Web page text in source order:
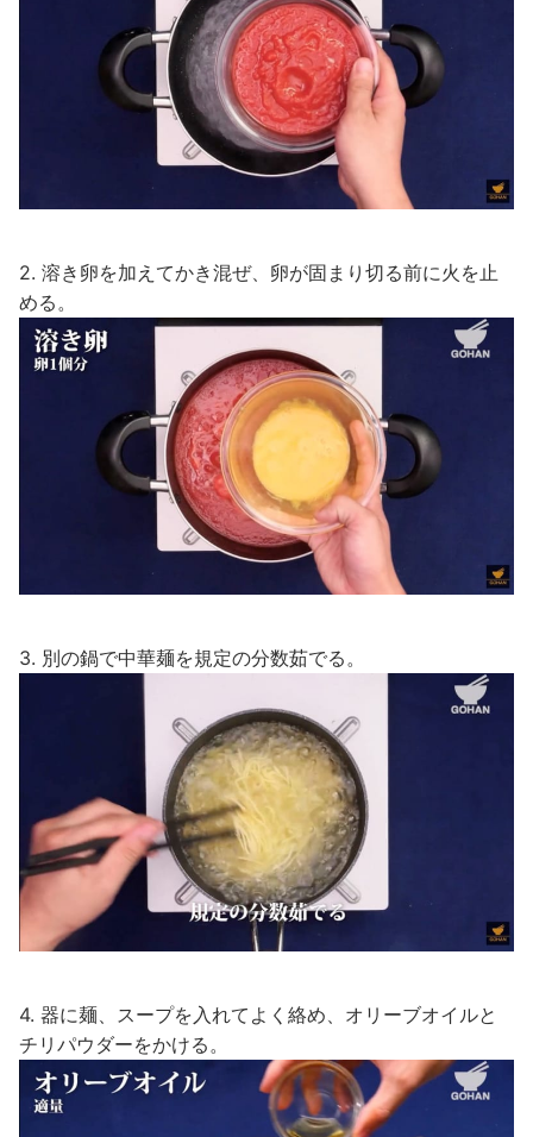
2. 溶き卵を加えてかき混ぜ、卵が固まり切る前に火を止
める。
3. 別の鍋で中華麺を規定の分数茹でる。
4. 器に麺、スープを入れてよく絡め、オリーブオイルと
チリパウダーをかける。